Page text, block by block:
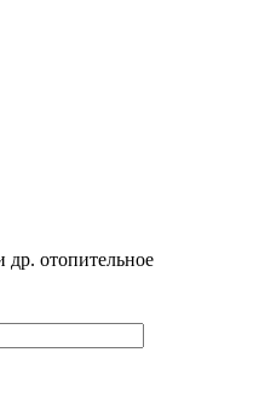
отопительное